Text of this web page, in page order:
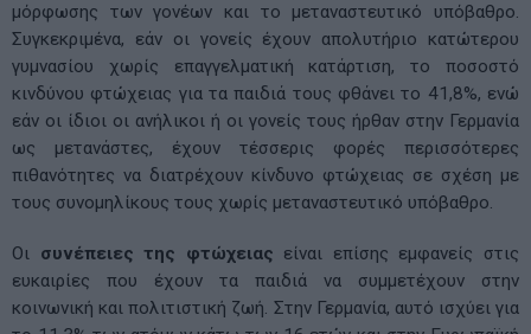
μόρφωσης των γονέων και το μεταναστευτικό υπόβαθρο.
Συγκεκριμένα, εάν οι γονείς έχουν απολυτήριο κατώτερου
γυμνασίου χωρίς επαγγελματική κατάρτιση, το ποσοστό
κινδύνου φτώχειας για τα παιδιά τους φθάνει το 41,8%, ενώ
εάν οι ίδιοι οι ανήλικοι ή οι γονείς τους ήρθαν στην Γερμανία
ως μετανάστες, έχουν τέσσερις φορές περισσότερες
πιθανότητες να διατρέχουν κίνδυνο φτώχειας σε σχέση με
τους συνομηλίκους τους χωρίς μεταναστευτικό υπόβαθρο.
Οι συνέπειες της φτώχειας είναι επίσης εμφανείς στις
ευκαιρίες που έχουν τα παιδιά να συμμετέχουν στην
κοινωνική και πολιτιστική ζωή. Στην Γερμανία, αυτό ισχύει για